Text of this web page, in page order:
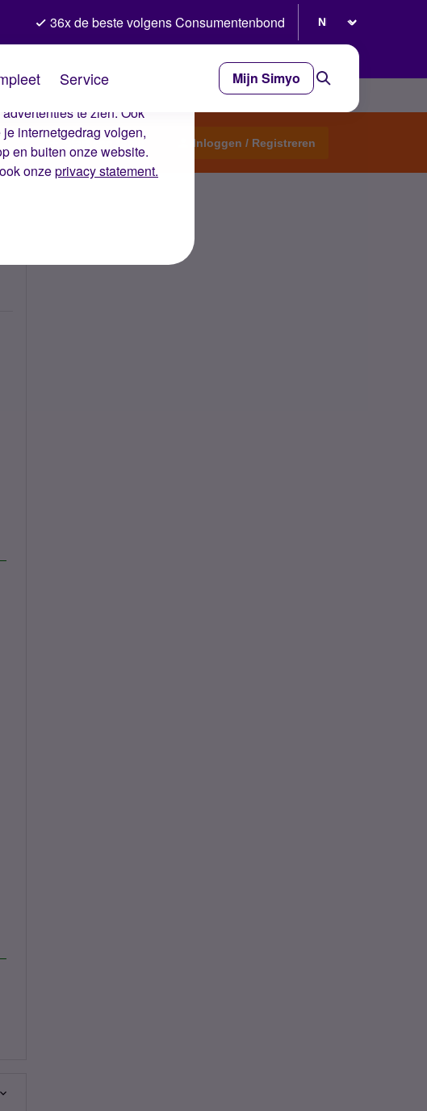
dat je ervaring op de
te zien. Ook
internetgedrag volgen,
en buiten onze website.
onzeprivacy statement.
36x de beste volgens Consumentenbond
Service Mijn Simyo
Start een topic Inloggen / Registreren